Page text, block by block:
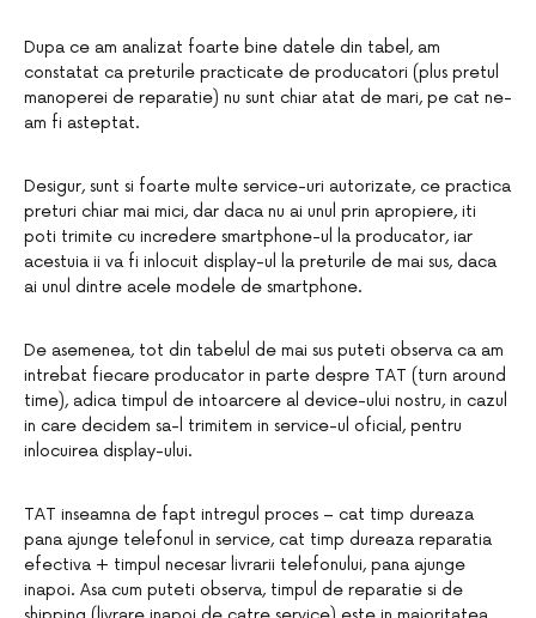
Dupa ce am analizat foarte bine datele din tabel, am
constatat ca preturile practicate de producatori (plus pretul
manoperei de reparatie) nu sunt chiar atat de mari, pe cat ne-
am fi asteptat.
Desigur, sunt si foarte multe service-uri autorizate, ce practica
preturi chiar mai mici, dar daca nu ai unul prin apropiere, iti
poti trimite cu incredere smartphone-ul la producator, iar
acestuia ii va fi inlocuit display-ul la preturile de mai sus, daca
ai unul dintre acele modele de smartphone.
De asemenea, tot din tabelul de mai sus puteti observa ca am
intrebat fiecare producator in parte despre TAT (turn around
time), adica timpul de intoarcere al device-ului nostru, in cazul
in care decidem sa-l trimitem in service-ul oficial, pentru
inlocuirea display-ului.
TAT inseamna de fapt intregul proces – cat timp dureaza
pana ajunge telefonul in service, cat timp dureaza reparatia
efectiva + timpul necesar livrarii telefonului, pana ajunge
inapoi. Asa cum puteti observa, timpul de reparatie si de